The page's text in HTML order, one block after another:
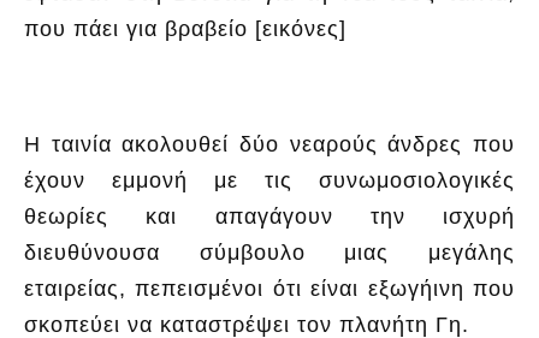
Η ταινία ακολουθεί δύο νεαρούς άνδρες που
έχουν εμμονή με τις συνωμοσιολογικές
θεωρίες και απαγάγουν την ισχυρή
διευθύνουσα σύμβουλο μιας μεγάλης
εταιρείας, πεπεισμένοι ότι είναι εξωγήινη που
σκοπεύει να καταστρέψει τον πλανήτη Γη.